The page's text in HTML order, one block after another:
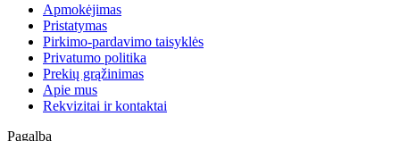
Apmokėjimas
Pristatymas
Pirkimo-pardavimo taisyklės
Privatumo politika
Prekių grąžinimas
Apie mus
Rekvizitai ir kontaktai
Pagalba